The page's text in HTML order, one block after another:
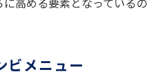
井田川駅の絶品ハンバー
に入りの一皿
ビメニュー